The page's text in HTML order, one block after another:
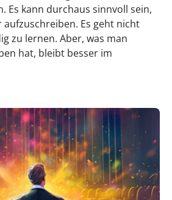
Es kann durchaus sinnvoll sein,
Es geht nicht
zu lernen. Aber, was man
hat, bleibt besser im